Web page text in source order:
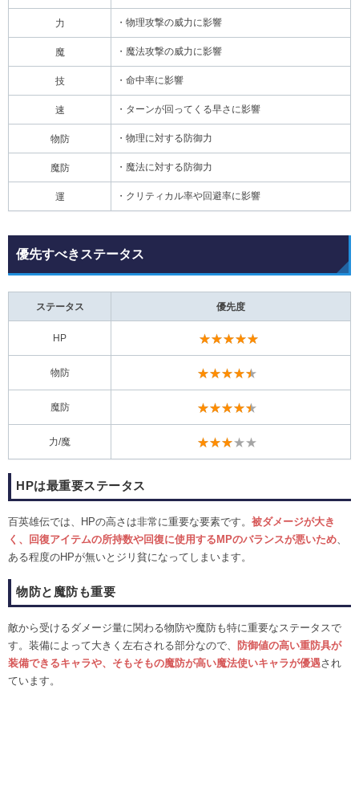
力 ・物理攻撃の威力に影響
魔 ・魔法攻撃の威力に影響
技 ・命中率に影響
速 ・ターンが回ってくる早さに影響
物防 ・物理に対する防御力
魔防 ・魔法に対する防御力
運 ・クリティカル率や回避率に影響
優先すべきステータス
ステータス 優先度
HP ★★★★★
物防 ★★★★★
魔防 ★★★★★
力/魔 ★★★★★
HPは最重要ステータス
百英雄伝では、HPの高さは非常に重要な要素です。 被ダメージが大き
く、回復アイテムの所持数や回復に使用するMPのバランスが悪いため、
ある程度のHPが無いとジリ貧になってしまいます。
物防と魔防も重要
敵から受けるダメージ量に関わる物防や魔防も特に重要なステータスで
す。装備によって大きく左右される部分なので、 防御値の高い重防具が
装備できるキャラや、そもそもの魔防が高い魔法使いキャラが優遇され
ています。